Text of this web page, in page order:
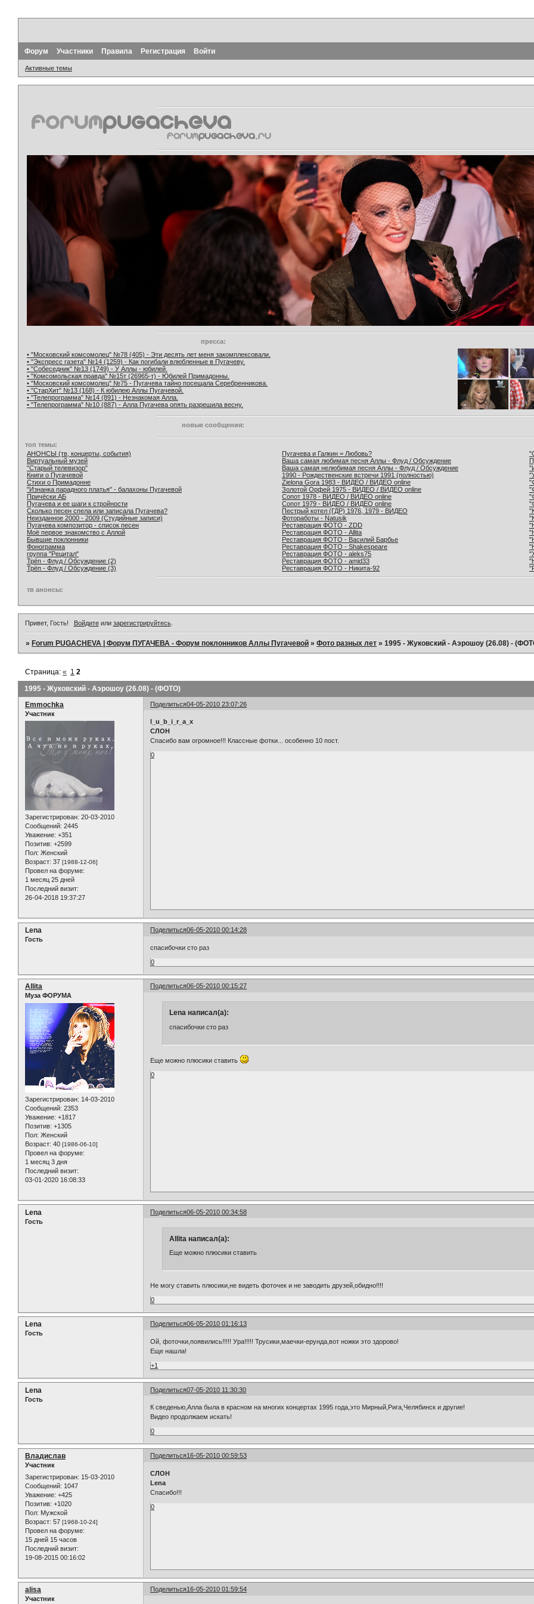
Форум Участники Правила Регистрация Войти
Активные темы
пресса:
• "Московский комсомолец" №78 (405) - Эти десять лет меня закомплексовали.
• "Экспресс газета" №14 (1259) - Как погибали влюбленные в Пугачеву.
• "Собеседник" №13 (1749) - У Аллы - юбилей.
• "Комсомольская правда" №15т (26965-т) - Юбилей Примадонны.
• "Московский комсомолец" №75 - Пугачева тайно посещала Серебренникова.
• "СтарХит" №13 (168) - К юбилею Аллы Пугачевой.
• "Телепрограмма" №14 (891) - Незнакомая Алла.
• "Телепрограмма" №10 (887) - Алла Пугачева опять разрешила весну.
новые сообщения:
топ темы:
АНОНСЫ (тв, концерты, события)
Виртуальный музей
"Старый телевизор"
Книги о Пугачевой
Стихи о Примадонне
"Изнанка парадного платья" - балахоны Пугачевой
Причёски АБ
Пугачева и ее шаги к стройности
Сколько песен спела или записала Пугачева?
Неизданное 2000 - 2009 (Студийные записи)
Пугачева композитор - список песен
Моё первое знакомство с Аллой
Бывшие поклонники
Фонограмма
группа "Рецитал"
Трёп - Флуд / Обсуждение (2)
Трёп - Флуд / Обсуждение (3)
Пугачева и Галкин = Любовь?
Ваша самая любимая песня Аллы - Флуд / Обсуждение
Ваша самая нелюбимая песня Аллы - Флуд / Обсуждение
1990 - Рождественские встречи 1991 (полностью)
Zielona Gora 1983 - ВИДЕО / ВИДЕО online
Золотой Орфей 1975 - ВИДЕО / ВИДЕО online
Сопот 1978 - ВИДЕО / ВИДЕО online
Сопот 1979 - ВИДЕО / ВИДЕО online
Пестрый котел (ГДР) 1976, 1979 - ВИДЕО
Фотоработы - Natusik
Реставрация ФОТО - ZDD
Реставрация ФОТО - Allita
Реставрация ФОТО - Василий Барбье
Реставрация ФОТО - Shakespeare
Реставрация ФОТО - aleks75
Реставрация ФОТО - amid33
Реставрация ФОТО - Никита-92
тв анонсы:
Привет, Гость! Войдитеили зарегистрируйтесь.
»Forum PUGACHEVA | Форум ПУГАЧЕВА - Форум поклонников Аллы Пугачевой »Фото разных лет »1995 - Жуковский - Аэрошоу (26.08) -
1995 - Жуковский - Аэрошоу (26.08) - (ФОТО)
Страница:« 1 2
Поделиться04-05-2010 23:07:26
Emmochka
Участник
Зарегистрирован: 20-03-2010
Сообщений: 2445
Уважение: +351
Позитив: +2599
Пол: Женский
Возраст: 37 [1988-12-06]
Провел на форуме:
1 месяц 25 дней
Последний визит:
26-04-2018 19:37:27
l_u_b_i_r_a_x
СЛОН
Спасибо вам огромное!!! Классные фотки... особенно 10 пост.
0
Поделиться06-05-2010 00:14:28
Lena
Гость
спасибочки сто раз
0
Поделиться06-05-2010 00:15:27
Allita
Муза ФОРУМА
Зарегистрирован: 14-03-2010
Сообщений: 2353
Уважение: +1817
Позитив: +1305
Пол: Женский
Возраст: 40 [1986-06-10]
Провел на форуме:
1 месяц 3 дня
Последний визит:
03-01-2020 16:08:33
Lena написал(а):
спасибочки сто раз
Еще можно плюсики ставить
0
Поделиться06-05-2010 00:34:58
Lena
Гость
Allita написал(а):
Еще можно плюсики ставить
Не могу ставить плюсики,не видеть фоточек и не заводить друзей,обидно!!!!
0
Поделиться06-05-2010 01:16:13
Lena
Гость
Ой, фоточки,появились!!!!! Ура!!!!! Трусики,маечки-ерунда,вот ножки это здорово!
Еще нашла!
+1
Поделиться07-05-2010 11:30:30
Lena
Гость
К сведенью,Алла была в красном на многих концертах 1995 года,это Мирный,Рига,Челябинск и другие!
Видео продолжаем искать!
0
Поделиться16-05-2010 00:59:53
Владислав
Участник
Зарегистрирован: 15-03-2010
Сообщений: 1047
Уважение: +425
Позитив: +1020
Пол: Мужской
Возраст: 57 [1968-10-24]
Провел на форуме:
15 дней 15 часов
Последний визит:
19-08-2015 00:16:02
СЛОН
Lena
Спасибо!!!
0
Поделиться16-05-2010 01:59:54
alisa
Участник